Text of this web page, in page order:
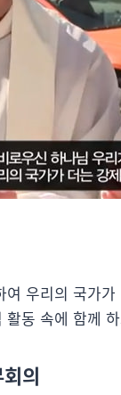
우리의 국가
활동 속에 함께
의